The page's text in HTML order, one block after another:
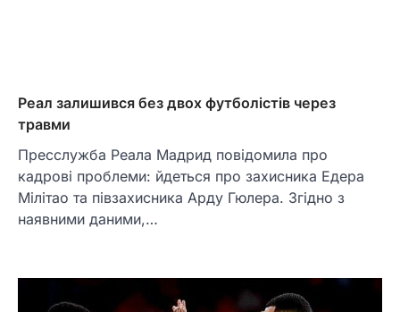
Реал залишився без двох футболістів через
травми
Пресслужба Реала Мадрид повідомила про
кадрові проблеми: йдеться про захисника Едера
Мілітао та півзахисника Арду Гюлера. Згідно з
наявними даними,…